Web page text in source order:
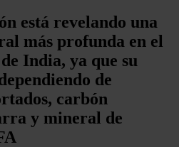
está revelando una
más profunda en el
India, ya que su
de
carbón
y mineral de